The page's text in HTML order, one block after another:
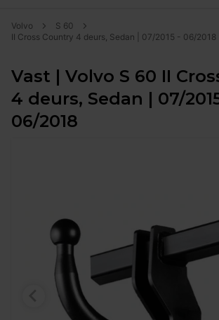
Volvo
S 60
II Cross Country 4 deurs, Sedan | 07/2015 - 06/2018
Vast | Volvo S 60 II
4 deurs, Sedan | 07/
06/2018